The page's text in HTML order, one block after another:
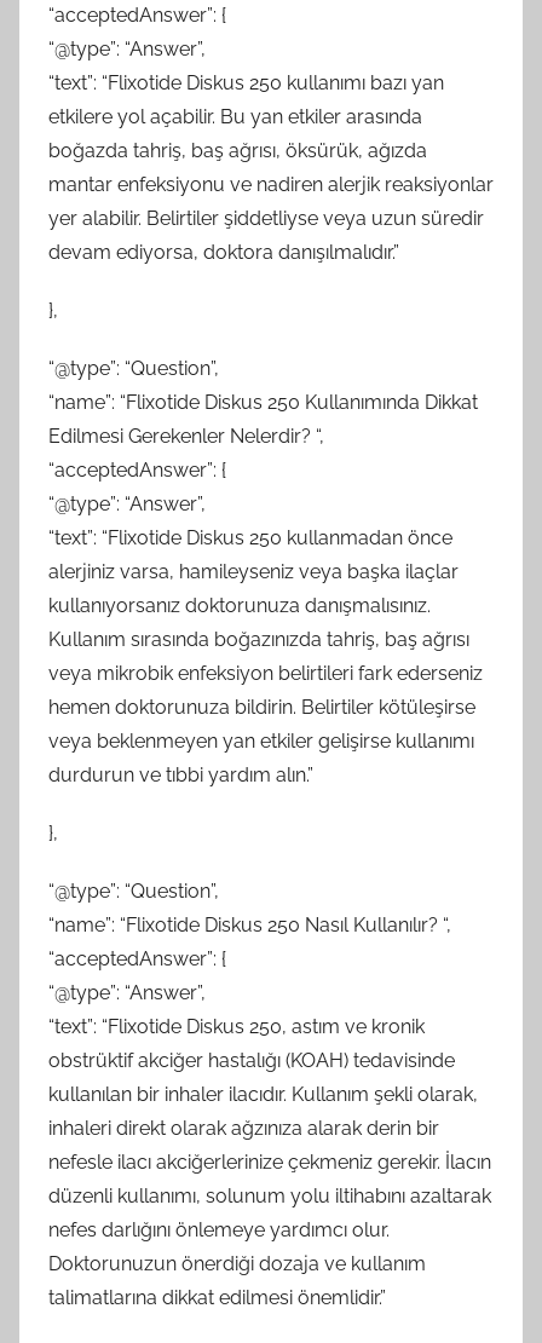
“acceptedAnswer”: {
“@type”: “Answer”,
“text”: “Flixotide Diskus 250 kullanımı bazı yan
etkilere yol açabilir. Bu yan etkiler arasında
boğazda tahriş, baş ağrısı, öksürük, ağızda
mantar enfeksiyonu ve nadiren alerjik reaksiyonlar
yer alabilir. Belirtiler şiddetliyse veya uzun süredir
devam ediyorsa, doktora danışılmalıdır.”
},
“@type”: “Question”,
“name”: “Flixotide Diskus 250 Kullanımında Dikkat
Edilmesi Gerekenler Nelerdir? “,
“acceptedAnswer”: {
“@type”: “Answer”,
“text”: “Flixotide Diskus 250 kullanmadan önce
alerjiniz varsa, hamileyseniz veya başka ilaçlar
kullanıyorsanız doktorunuza danışmalısınız.
Kullanım sırasında boğazınızda tahriş, baş ağrısı
veya mikrobik enfeksiyon belirtileri fark ederseniz
hemen doktorunuza bildirin. Belirtiler kötüleşirse
veya beklenmeyen yan etkiler gelişirse kullanımı
durdurun ve tıbbi yardım alın.”
},
“@type”: “Question”,
“name”: “Flixotide Diskus 250 Nasıl Kullanılır? “,
“acceptedAnswer”: {
“@type”: “Answer”,
“text”: “Flixotide Diskus 250, astım ve kronik
obstrüktif akciğer hastalığı (KOAH) tedavisinde
kullanılan bir inhaler ilacıdır. Kullanım şekli olarak,
inhaleri direkt olarak ağzınıza alarak derin bir
nefesle ilacı akciğerlerinize çekmeniz gerekir. İlacın
düzenli kullanımı, solunum yolu iltihabını azaltarak
nefes darlığını önlemeye yardımcı olur.
Doktorunuzun önerdiği dozaja ve kullanım
talimatlarına dikkat edilmesi önemlidir.”